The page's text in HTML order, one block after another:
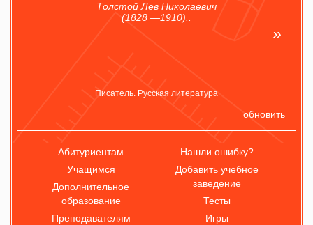
Толстой Лев Николаевич
(1828 —1910)..
Писатель. Русская литература
обновить
Абитуриентам
Учащимся
Дополнительное
образование
Преподавателям
Нашли ошибку?
Добавить учебное
заведение
Тесты
Игры